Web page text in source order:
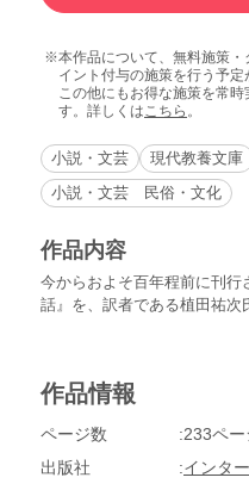
本作品について、無料施策
イント付与の施策を行う予定
この他にもお得な施策を常
す。詳しくはこちら 。
小説・文芸 現代教養文庫
小説・文芸 民俗・文化
作品内容
今からおよそ百年程前に刊行
話』を、訳者である植田祐次
た。本書はその中の幻想的
ねばならぬ／真夜中の葬列／
作品情報
ページ数
233ペー
出版社
インタ